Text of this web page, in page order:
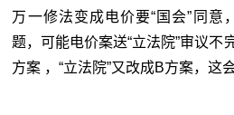
万一修法变成电价要“国会”同意
题，可能电价案送“立法院”审议不
方案 ，“立法院”又改成B方案，这